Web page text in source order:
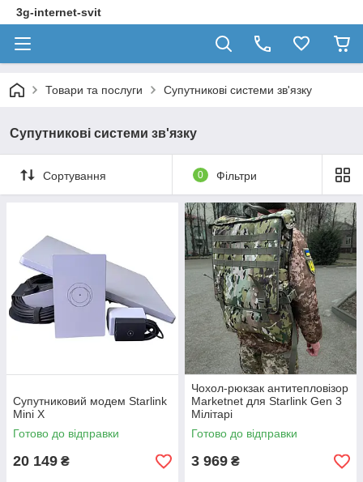
3g-internet-svit
Товари та послуги Супутникові системи зв'язку
Супутникові системи зв'язку
Сортування 0 Фільтри
Супутниковий модем Starlink
Mini X
Готово до відправки
20 149 ₴
Чохол-рюкзак антитепловізор
Marketnet для Starlink Gen 3
Мілітарі
Готово до відправки
3 969 ₴